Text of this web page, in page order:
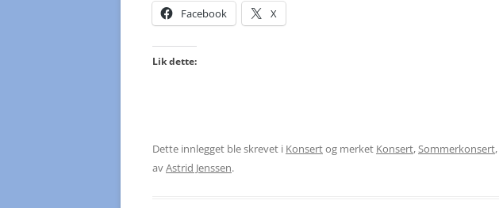
Facebook X
Lik dette:
Dette innlegget ble skrevet i Konsertog merket Konsert,Sommerkonsert,
avAstrid Jenssen.